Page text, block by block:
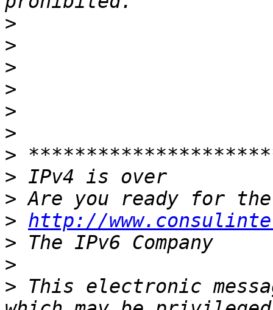
>
>
>
>
>
>
>
>
>
> http://
>
>
> This electronic